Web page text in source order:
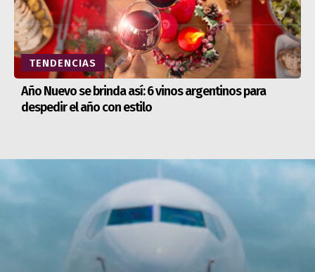
TENDENCIAS
Año Nuevo se brinda así: 6 vinos argentinos para
despedir el año con estilo